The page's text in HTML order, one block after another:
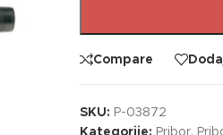
Compare
SKU: P-03872
Kategorije: Pribor,